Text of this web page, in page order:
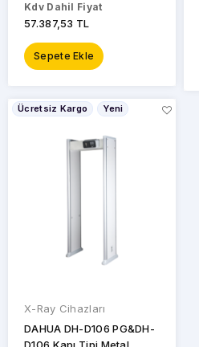
Kdv Dahil Fiyat
57.387,53 TL
Sepete Ekle
Ücretsiz Kargo Yeni
X-Ray Cihazları
DAHUA DH-D106 PG&DH-